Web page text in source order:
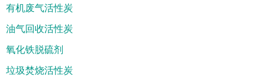
有机废气活性炭
油气回收活性炭
氧化铁脱硫剂
垃圾焚烧活性炭